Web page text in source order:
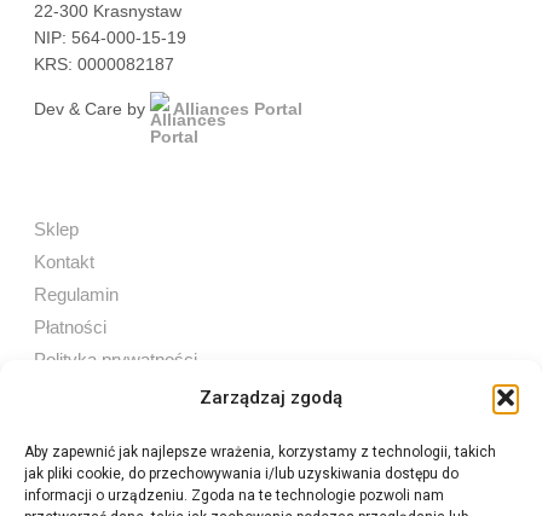
Zarządzaj zgodą
Aby zapewnić jak najlepsze wrażenia, korzystamy z technologii, takich
jak pliki cookie, do przechowywania i/lub uzyskiwania dostępu do
informacji o urządzeniu. Zgoda na te technologie pozwoli nam
22-300 Krasnystaw
NIP: 564-000-15-19
KRS: 0000082187
Dev & Care by Alliances Portal
Sklep
Kontakt
Regulamin
Płatności
Polityka prywatności
Sprzedaż internetowa
Tel:605 603 753